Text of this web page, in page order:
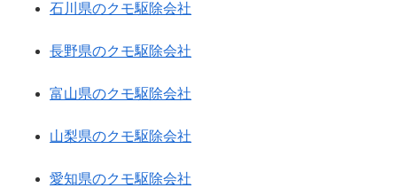
石川県のクモ駆除会社
長野県のクモ駆除会社
富山県のクモ駆除会社
山梨県のクモ駆除会社
愛知県のクモ駆除会社